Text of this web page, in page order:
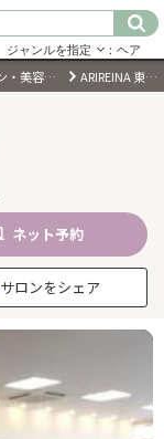
ジャンルを指定 ：ヘア
逗子 ヘアサロン・美容室・美容院 ARIREINA 東逗子店
ネット予約
サロンをシェア